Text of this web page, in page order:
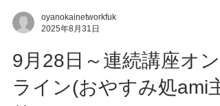
2025年8月31日
9月28日～連続講座オン